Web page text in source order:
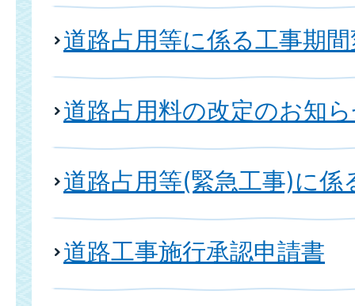
道路占用等に係る工事期
道路占用料の改定のお知
道路占用等(緊急工事)に係
道路工事施行承認申請書